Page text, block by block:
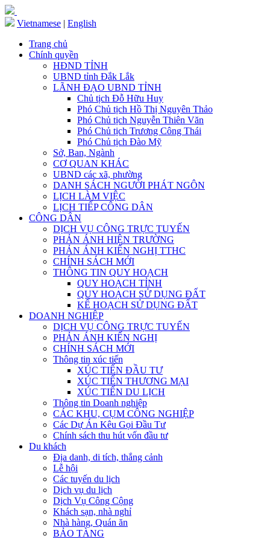
Vietnamese | English
Trang chủ
Chính quyền
HĐND TỈNH
UBND tỉnh Đắk Lắk
LÃNH ĐẠO UBND TỈNH
Chủ tịch Đỗ Hữu Huy
Phó Chủ tịch Hồ Thị Nguyên Thảo
Phó Chủ tịch Nguyễn Thiên Văn
Phó Chủ tịch Trương Công Thái
Phó Chủ tịch Đào Mỹ
Sở, Ban, Ngành
CƠ QUAN KHÁC
UBND các xã, phường
DANH SÁCH NGƯỜI PHÁT NGÔN
LỊCH LÀM VIỆC
LỊCH TIẾP CÔNG DÂN
CÔNG DÂN
DỊCH VỤ CÔNG TRỰC TUYẾN
PHẢN ÁNH HIỆN TRƯỜNG
PHẢN ÁNH KIẾN NGHỊ TTHC
CHÍNH SÁCH MỚI
THÔNG TIN QUY HOẠCH
QUY HOẠCH TỈNH
QUY HOẠCH SỬ DỤNG ĐẤT
KẾ HOẠCH SỬ DỤNG ĐẤT
DOANH NGHIỆP
DỊCH VỤ CÔNG TRỰC TUYẾN
PHẢN ÁNH KIẾN NGHỊ
CHÍNH SÁCH MỚI
Thông tin xúc tiến
XÚC TIẾN ĐẦU TƯ
XÚC TIẾN THƯƠNG MẠI
XÚC TIẾN DU LỊCH
Thông tin Doanh nghiệp
CÁC KHU, CỤM CÔNG NGHIỆP
Các Dự Án Kêu Gọi Đầu Tư
Chính sách thu hút vốn đầu tư
Du khách
Địa danh, di tích, thắng cảnh
Lễ hội
Các tuyến du lịch
Dịch vụ du lịch
Dịch Vụ Công Cộng
Khách sạn, nhà nghỉ
Nhà hàng, Quán ăn
BẢO TÀNG